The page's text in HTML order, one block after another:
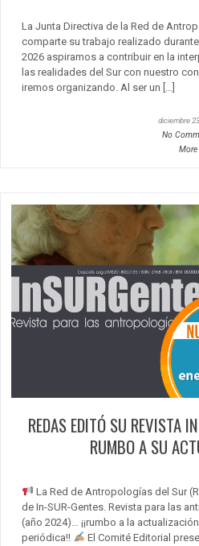
La Junta Directiva de la Red de
comparte su trabajo realizado
2026 aspiramos a contribuir en la
las realidades del Sur con nuestro
iremos organizando. Al ser un […]
diciembre
No
More
REDAS EDITÓ SU REVISTA
RUMBO A SU
La Red de Antropologías del Sur
de In-SUR-Gentes. Revista para las
(año 2024)… ¡¡rumbo a la
periódica!!
El Comité Editorial